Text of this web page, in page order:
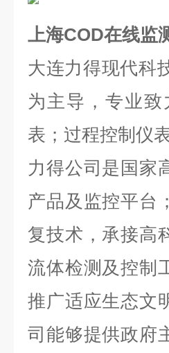
上海COD在线监
大连力得现代科
为主导，专业
表；过程控制仪
力得公司是国家
产品及监控平台
复技术，承接高
流体检测及控制
推广适应生态文
司能够提供政府